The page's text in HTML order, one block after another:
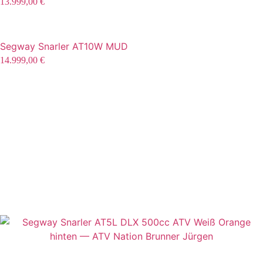
Segway Snarler AT10W MUD
14.999,00 €